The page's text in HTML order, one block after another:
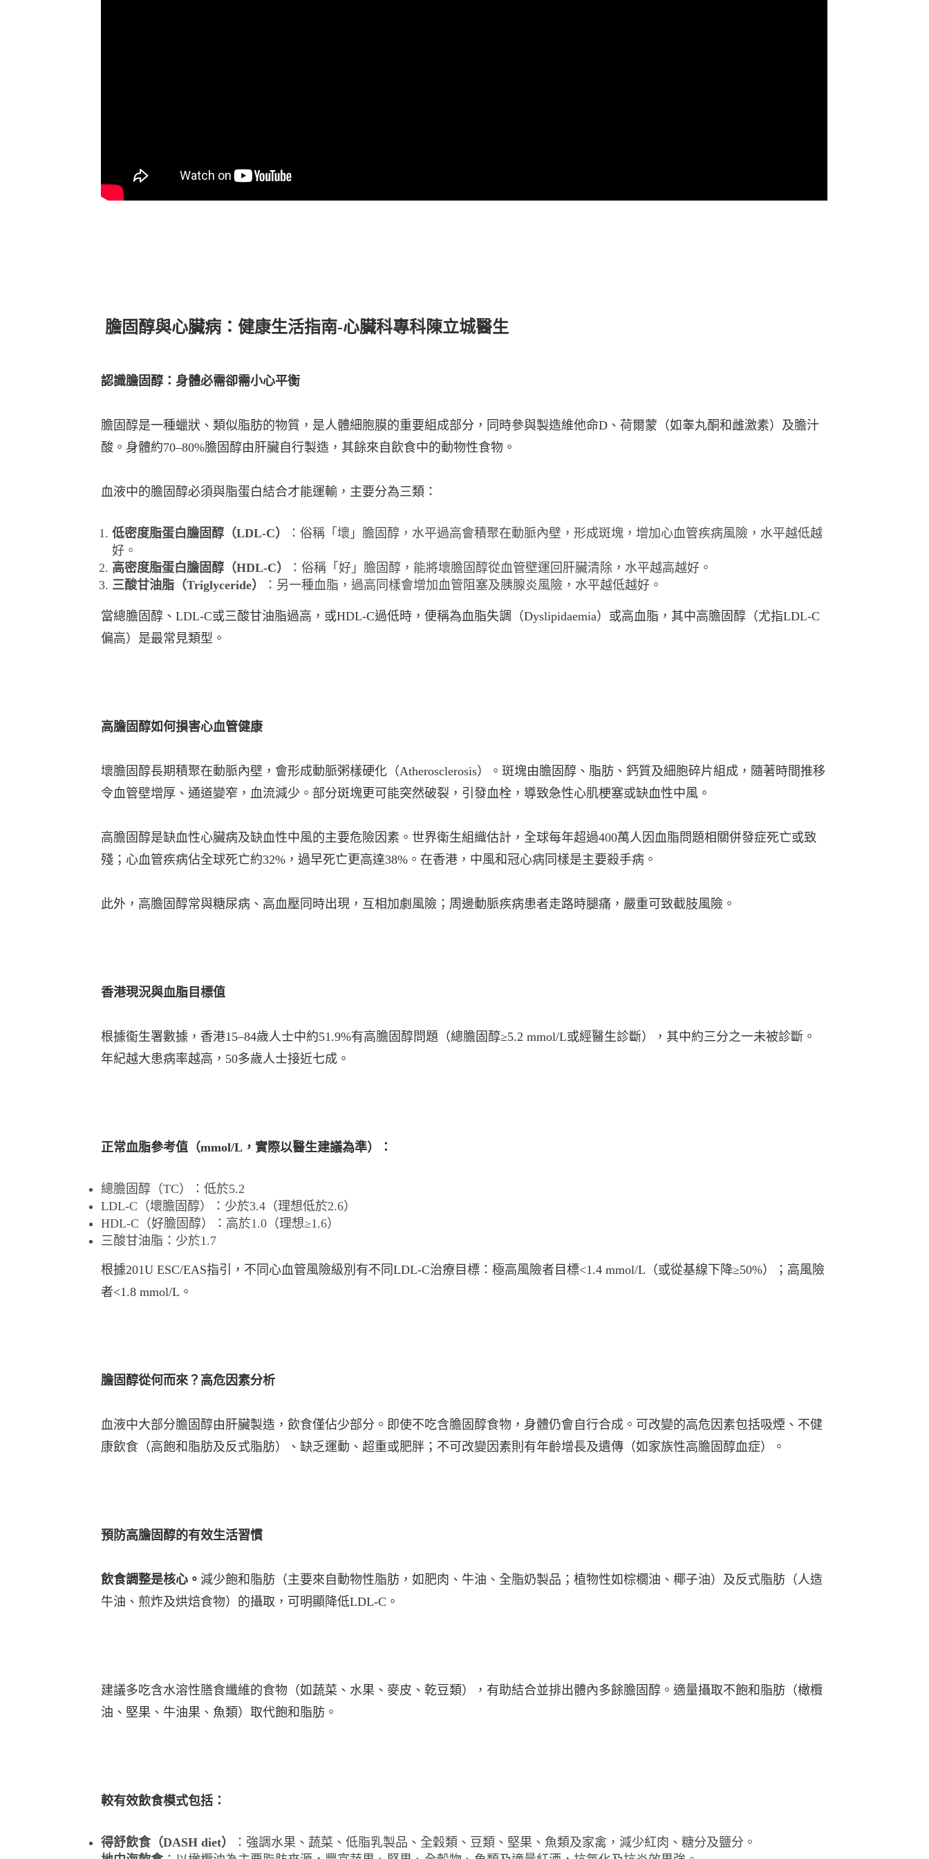
膽固醇與⼼臟病：健康⽣活指南-⼼臟科專科陳立城醫⽣
認識膽固醇：⾝體必需卻需⼩⼼平衡
膽固醇是⼀種蠟狀、類似脂肪的物質，是⼈體細胞膜的重要組成部分，同時參與製造維他命D、荷爾蒙（如睾丸酮和雌激素）及膽汁
酸。⾝體約70–80%膽固醇由肝臟⾃⾏製造，其餘來⾃飲食中的動物性食物。
⾎液中的膽固醇必須與脂蛋⽩結合才能運輸，主要分為三類：
低密度脂蛋⽩膽固醇（LDL-C） ：俗稱「壞」膽固醇，⽔平過⾼會積聚在動脈內壁，形成斑塊，增加⼼⾎管疾病風險，⽔平越低越
好。
⾼密度脂蛋⽩膽固醇（HDL-C）
：俗稱「好」膽固醇，能將壞膽固醇從⾎管壁運回肝臟清除，⽔平越⾼越好。
三酸⽢油脂（Triglyceride）
：另⼀種⾎脂，過⾼同樣會增加⾎管阻塞及胰腺炎風險，⽔平越低越好。
當總膽固醇、LDL-C或三酸⽢油脂過⾼，或HDL-C過低時，便稱為⾎脂失調（Dyslipidaemia）或⾼⾎脂，其中⾼膽固醇（尤指LDL-C
偏⾼）是最常⾒類型。
⾼膽固醇如何損害⼼⾎管健康
壞膽固醇長期積聚在動脈內壁，會形成動脈粥樣硬化（Atherosclerosis）。斑塊由膽固醇、脂肪、鈣質及細胞碎⽚組成，隨著時間推移
令⾎管壁增厚、通道變窄，⾎流減少。部分斑塊更可能突然破裂，引發⾎栓，導致急性⼼肌梗塞或缺⾎性中風。
⾼膽固醇是缺⾎性⼼臟病及缺⾎性中風的主要危險因素。世界衛⽣組織估計，全球每年超過400萬⼈因⾎脂問題相關併發症死亡或致
殘；⼼⾎管疾病佔全球死亡約32%，過早死亡更⾼達38%。在香港，中風和冠⼼病同樣是主要殺⼿病。
此外，⾼膽固醇常與糖尿病、⾼⾎壓同時出現，互相加劇風險；周邊動脈疾病患者走路時腿痛，嚴重可致截肢風險。
香港現況與⾎脂⽬標值
根據衞⽣署數據，香港15–84歲⼈⼠中約51.9%有⾼膽固醇問題（總膽固醇≥5.2 mmol/L或經醫⽣診斷），其中約三分之⼀未被診斷。
年紀越⼤患病率越⾼，50多歲⼈⼠接近七成。
正常⾎脂參考值（mmol/L，實際以醫⽣建議為準）：
總膽固醇（TC）：低於5.2
LDL-C（壞膽固醇）：少於3.4（理想低於2.6）
HDL-C（好膽固醇）：⾼於1.0（理想≥1.6）
三酸⽢油脂：少於1.7
根據201U ESC/EAS指引，不同⼼⾎管風險級別有不同LDL-C治療⽬標：極⾼風險者⽬標<1.4 mmol/L（或從基線下降≥50%）；⾼風險
者<1.8 mmol/L。
膽固醇從何⽽來？⾼危因素分析
⾎液中⼤部分膽固醇由肝臟製造，飲食僅佔少部分。即使不吃含膽固醇食物，⾝體仍會⾃⾏合成。可改變的⾼危因素包括吸煙、不健
康飲食（⾼飽和脂肪及反式脂肪）、缺乏運動、超重或肥胖；不可改變因素則有年齡增長及遺傳（如家族性⾼膽固醇⾎症）。
預防⾼膽固醇的有效⽣活習慣
飲食調整是核⼼。 減少飽和脂肪（主要來⾃動物性脂肪，如肥⾁、⽜油、全脂奶製品；植物性如棕櫚油、椰⼦油）及反式脂肪（⼈造
⽜油、煎炸及烘焙食物）的攝取，可明顯降低LDL-C。
建議多吃含⽔溶性膳食纖維的食物（如蔬菜、⽔果、麥⽪、乾⾖類），有助結合並排出體內多餘膽固醇。適量攝取不飽和脂肪（橄欖
油、堅果、⽜油果、⿂類）取代飽和脂肪。
較有效飲食模式包括：
得舒飲食（DASH diet） ：強調⽔果、蔬菜、低脂乳製品、全穀類、⾖類、堅果、⿂類及家禽，減少紅⾁、糖分及鹽分。